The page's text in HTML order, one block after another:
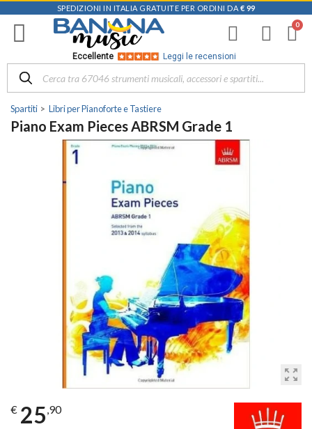
SPEDIZIONI IN ITALIA GRATUITE PER ORDINI DA € 99
Eccellente Leggi le recensioni
Spartiti Libri per Pianoforte e Tastiere
Piano Exam Pieces ABRSM Grade 1
zoom_out_map
€ 25,90